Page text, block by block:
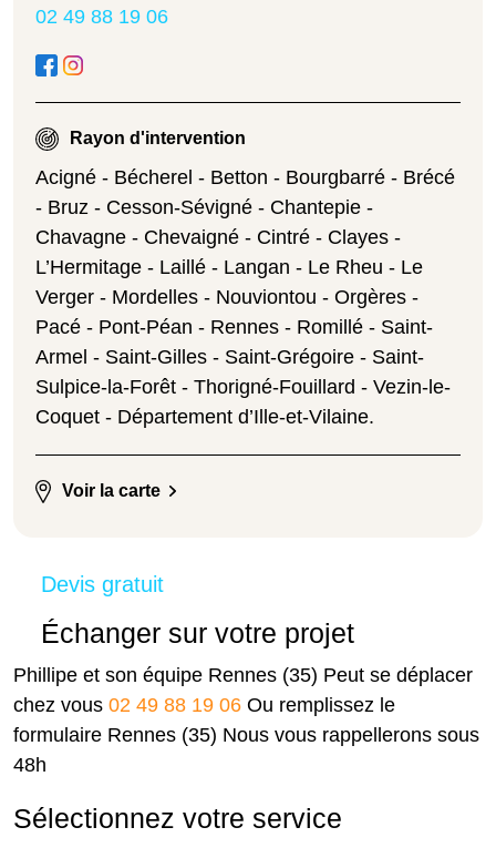
02 49 88 19 06
Rayon d'intervention
Acigné - Bécherel - Betton - Bourgbarré - Brécé
- Bruz - Cesson-Sévigné - Chantepie -
Chavagne - Chevaigné - Cintré - Clayes -
L’Hermitage - Laillé - Langan - Le Rheu - Le
Verger - Mordelles - Nouviontou - Orgères -
Pacé - Pont-Péan - Rennes - Romillé - Saint-
Armel - Saint-Gilles - Saint-Grégoire - Saint-
Sulpice-la-Forêt - Thorigné-Fouillard - Vezin-le-
Coquet - Département d’Ille-et-Vilaine.
Voir la carte
Devis gratuit
Échanger sur votre projet
Phillipe et son équipe Rennes (35) Peut se déplacer
chez vous 02 49 88 19 06 Ou remplissez le
formulaire Rennes (35) Nous vous rappellerons sous
48h
Sélectionnez votre service